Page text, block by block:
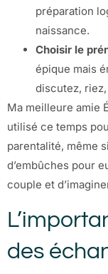
préparation
naissance.
Choisir le
épique mais
discutez,
Ma meilleure amie
utilisé ce temps
parentalité, même
d’embûches pour
couple et
des